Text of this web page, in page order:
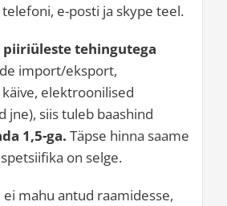
e-posti ja skype teel.
piiriüleste tehingutega
import/eksport,
elektroonilised
jne), siis tuleb baashind
1,5-ga. Täpse hinna saame
on selge.
mahu antud raamidesse,